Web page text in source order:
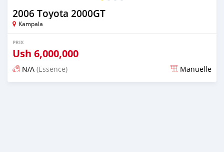
2006 Toyota 2000GT
Kampala
PRIX
Ush 6,000,000
N/A (Essence) Manuelle